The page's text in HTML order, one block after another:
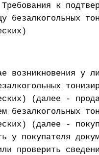
к
безалкогольных
возникновения у
(далее -
безалкогольных
(далее -
у покупателя
проверить